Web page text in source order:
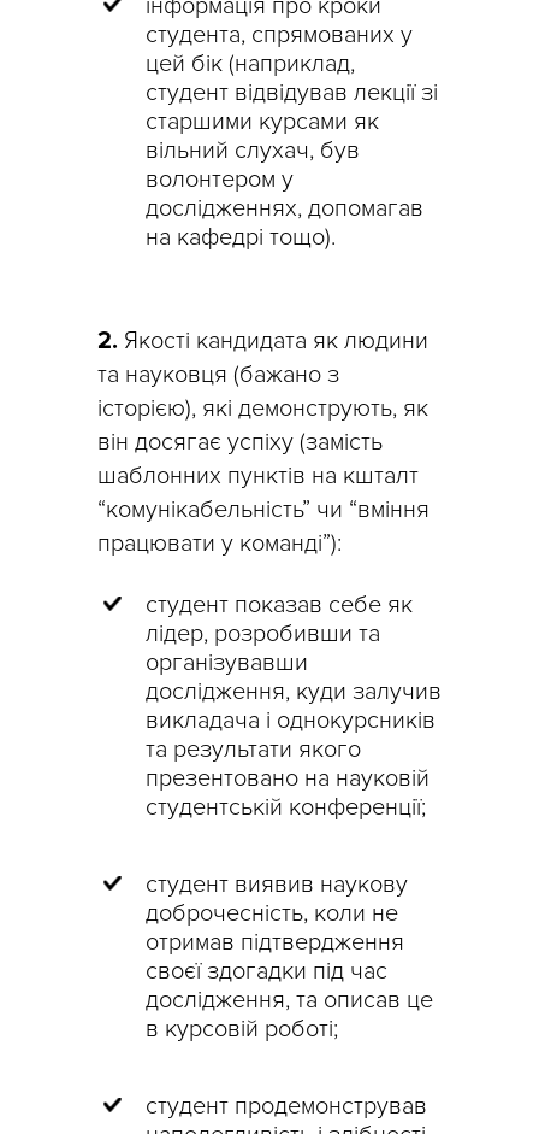
інформація про кроки
студента, спрямованих у
цей бік (наприклад,
студент відвідував лекції зі
старшими курсами як
вільний слухач, був
волонтером у
дослідженнях, допомагав
на кафедрі тощо).
2. Якості кандидата як людини
та науковця (бажано з
історією), які демонструють, як
він досягає успіху (замість
шаблонних пунктів на кшталт
“комунікабельність” чи “вміння
працювати у команді”):
студент показав себе як
лідер, розробивши та
організувавши
дослідження, куди залучив
викладача і однокурсників
та результати якого
презентовано на науковій
студентській конференції;
студент виявив наукову
доброчесність, коли не
отримав підтвердження
своєї здогадки під час
дослідження, та описав це
в курсовій роботі;
студент продемонстрував